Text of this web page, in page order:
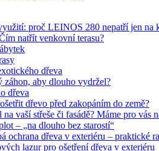
proč LEINOS 280 nepatří jen na
natřít venkovní terasu?
dřeva
záhon, aby dlouho vydržel?
dřeva
dřevo před zakopáním do země?
na vaší střeše či fasádě? Máme pro vás
– „na dlouho bez starostí“
ochrana dřeva v exteriéru – praktické
lazur pro ošetření dřeva v exteriéru